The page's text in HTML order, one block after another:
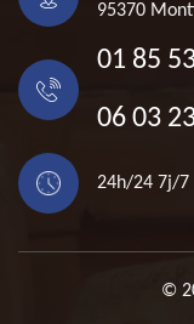
95370
01 85
06 03
24h/24 7j/7
©